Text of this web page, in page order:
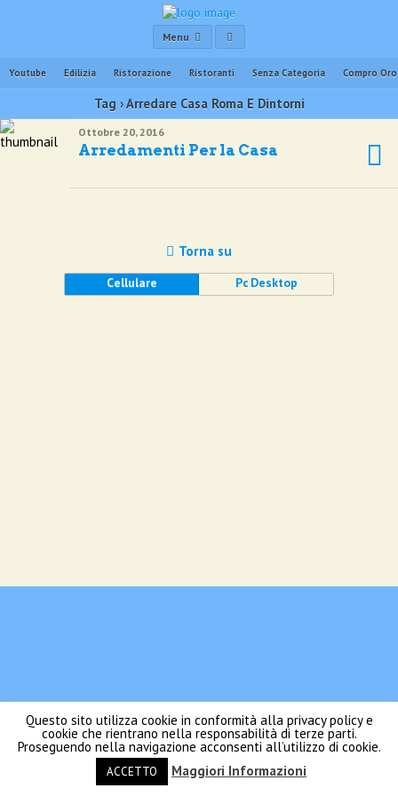
Menu
Youtube Edilizia Ristorazione Ristoranti Senza Categoria Compro Oro
Tag › Arredare Casa Roma E Dintorni
Ottobre 20, 2016
Arredamenti Per la Casa
Questo sito utilizza cookie in conformità alla privacy policy e
cookie che rientrano nella responsabilità di terze parti.
Proseguendo nella navigazione acconsenti all’utilizzo di cookie.
ACCETTO Maggiori Informazioni
Torna su
Cellulare Pc Desktop